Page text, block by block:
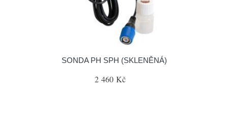
SONDA PH SPH (SKLENĚNÁ)
2 460 Kč